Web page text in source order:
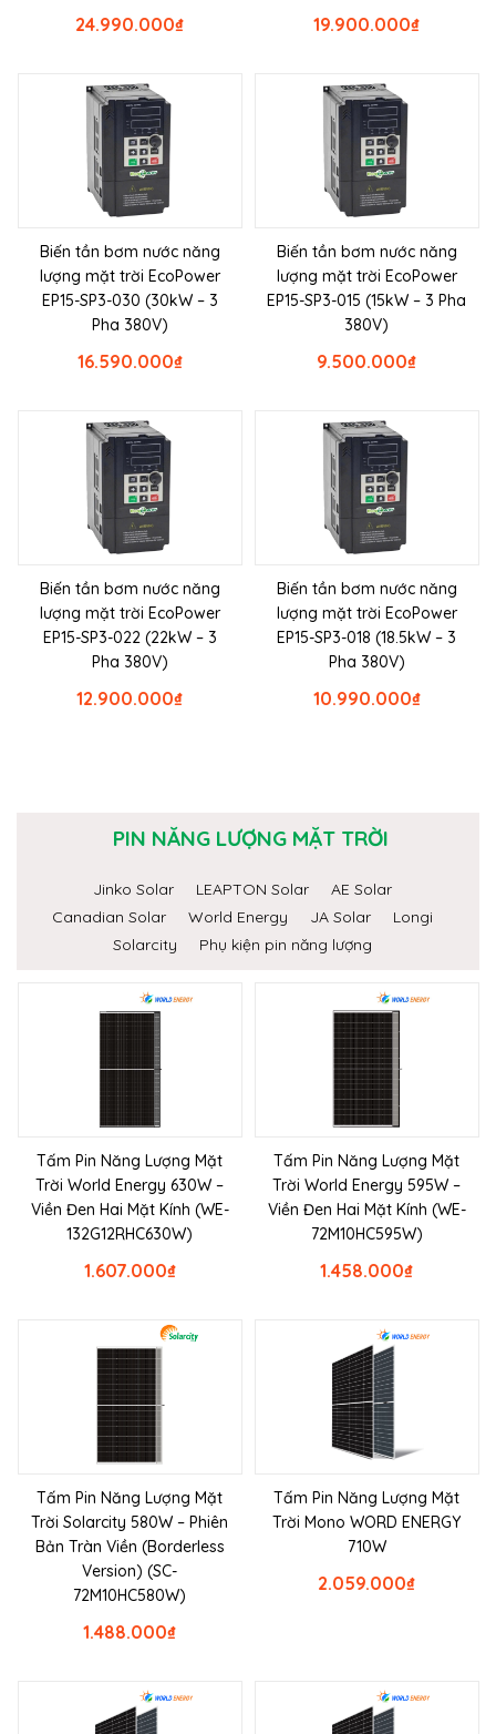
₫
24.990.000 ₫
19.900.000
Biến tần bơm nước năng
lượng mặt trời EcoPower
EP15-SP3-030 (30kW – 3
Pha 380V)
₫
16.590.000
Biến tần bơm nước năng
lượng mặt trời EcoPower
EP15-SP3-015 (15kW – 3 Pha
380V)
₫
9.500.000
Biến tần bơm nước năng
lượng mặt trời EcoPower
EP15-SP3-022 (22kW – 3
Pha 380V)
₫
12.900.000
Biến tần bơm nước năng
lượng mặt trời EcoPower
EP15-SP3-018 (18.5kW – 3
Pha 380V)
₫
10.990.000
PIN NĂNG LƯỢNG MẶT TRỜI
Jinko Solar LEAPTON Solar
AE Solar
Canadian Solar
World Energy JA Solar
Longi
Solarcity
Phụ kiện pin năng lượng
Tấm Pin Năng Lượng Mặt
Trời World Energy 630W –
Viền Đen Hai Mặt Kính (WE-
132G12RHC630W)
₫
1.607.000
Tấm Pin Năng Lượng Mặt
Trời World Energy 595W –
Viền Đen Hai Mặt Kính (WE-
72M10HC595W)
₫
1.458.000
Tấm Pin Năng Lượng Mặt
Trời Solarcity 580W – Phiên
Bản Tràn Viền (Borderless
Version) (SC-
72M10HC580W)
₫
1.488.000
Tấm Pin Năng Lượng Mặt
Trời Mono WORD ENERGY
710W
₫
2.059.000